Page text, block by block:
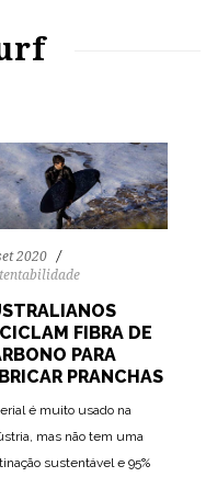
2020
FIBRA DE
PARA
PRANCHAS
é muito usado na
mas não tem uma
sustentável e 95%